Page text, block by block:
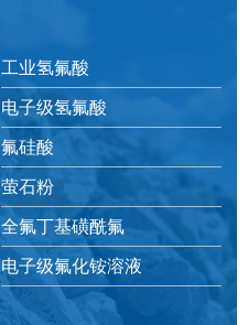
工业氢氟酸
电子级氢氟酸
氟硅酸
萤石粉
全氟丁基磺酰氟
电子级氟化铵溶液